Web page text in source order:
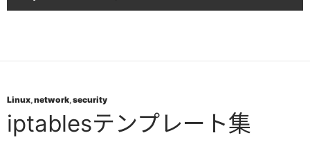
Linux,network,security
iptablesテンプレート集